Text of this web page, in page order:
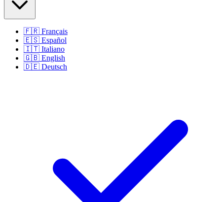
🇫🇷 Français
🇪🇸 Español
🇮🇹 Italiano
🇬🇧 English
🇩🇪 Deutsch